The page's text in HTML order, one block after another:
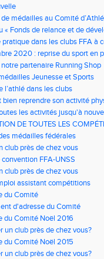
médailles au Comité
« Fonds de relance et de
Mons a reçu un chèque de
pratique dans les clubs FFA à
2020 : reprise du sport en
partenaire Running Shop
Jeunesse et Sports
l’athlé dans les clubs
reprendre son activité
les activités jusqu'à
DE TOUTES LES
médailles fédérales
club près de chez vous
FFA-UNSS
club près de chez vous
assistant compétitions
du Comité
d'adresse du Comité
du Comité Noël 2016
un club près de chez vous?
du Comité Noël 2015
un club près de chez vous?